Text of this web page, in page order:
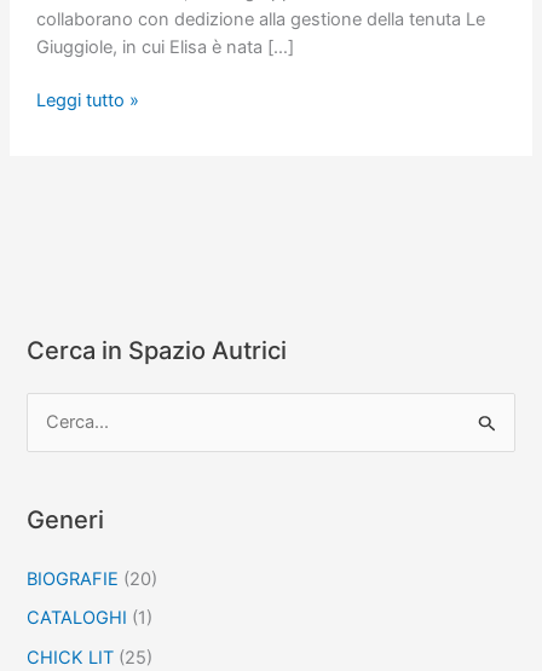
collaborano con dedizione alla gestione della tenuta Le
Giuggiole, in cui Elisa è nata […]
Non
Leggi tutto »
Cerca in Spazio Autrici
c
:
Generi
BIOGRAFIE (20)
CATALOGHI (1)
CHICK LIT (25)